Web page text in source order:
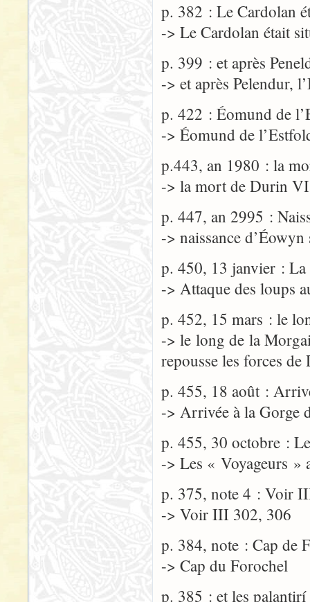
p. 382 : Le Cardolan
-> Le Cardolan était
p. 399 : et après
-> et après Pelendur,
p. 422 : Éomund de
-> Éomund de
p.443, an 1980 : la
-> la mort de Durin VI
p. 447, an 2995 :
-> naissance
p. 450, 13 janvier : La
-> Attaque des loups
p. 452, 15 mars : le
-> le long de la
repousse les forces
p. 455, 18 août :
-> Arrivée à la Gorge
p. 455, 30 octobre :
-> Les « Voyageurs »
p. 375, note 4 : Voir
-> Voir III 302, 306
p. 384, note : Cap de
-> Cap du Forochel
p. 385 : et les palantirí